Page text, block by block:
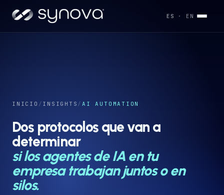
ES · EN
Industrias →
Desarrollos
Capacidades
INICIO / INSIGHTS /AI AUTOMATION
Dos protocolos que van a
determinar
si los agentes de IA en tu
empresa trabajan juntos o en
silos.